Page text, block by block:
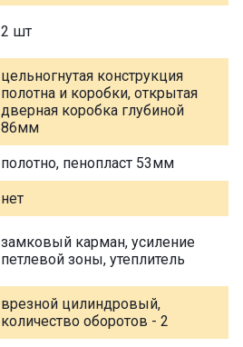
2 шт
цельногнутая конструкция
полотна и коробки, открытая
дверная коробка глубиной
86мм
полотно, пенопласт 53мм
нет
замковый карман, усиление
петлевой зоны, утеплитель
врезной цилиндровый,
количество оборотов - 2